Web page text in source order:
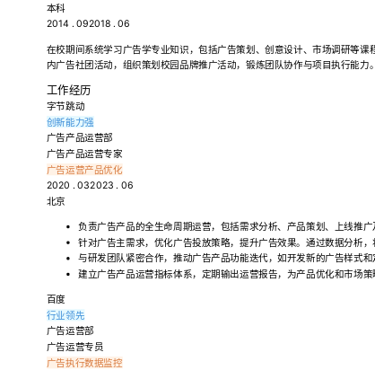
本科
2014 . 092018 . 06
在校期间系统学习广告学专业知识，包括广告策划、创意设计、市场调研等
内广告社团活动，组织策划校园品牌推广活动，锻炼团队协作与项目执行能力。
工作经历
字节跳动
创新能力强
广告产品运营部
广告产品运营专家
广告运营产品优化
2020 . 032023 . 06
北京
负责广告产品的全生命周期运营，包括需求分析、产品策划、上线推广
针对广告主需求，优化广告投放策略，提升广告效果。通过数据分析
与研发团队紧密合作，推动广告产品功能迭代，如开发新的广告样式和
建立广告产品运营指标体系，定期输出运营报告，为产品优化和市场策
百度
行业领先
广告运营部
广告运营专员
广告执行数据监控